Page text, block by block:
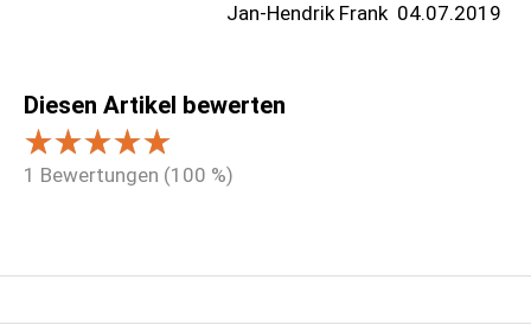
Jan-Hendrik Frank 04.07.2019
Diesen Artikel bewerten
1 Bewertungen (100 %)